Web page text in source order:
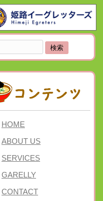
HOME
ABOUT US
SERVICES
GARELLY
CONTACT